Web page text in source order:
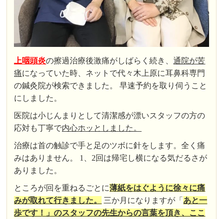
上咽頭炎の擦過治療後激痛がしばらく続き、通院が苦
痛になっていた時、ネットで代々木上原に耳鼻科専門
の鍼灸院が検索できました。 早速予約を取り伺うこと
にしました。
医院は小じんまりとして清潔感が漂いスタッフの方の
応対も丁寧で内心ホッとしました。
治療は首の触診で手と足のツボに針をします。全く痛
みはありません。 1、2回は帰宅し横になる気だるさが
ありました。
ところが回を重ねるごとに薄紙をはぐように徐々に痛
みが取れて行きました。
三か月になりますが「 あと一
歩です！」のスタッフの先生からの言葉を頂き、ここ